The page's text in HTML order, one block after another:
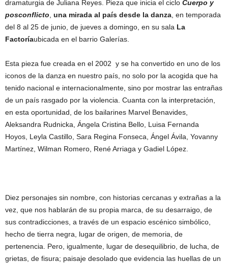
dramaturgia de Juliana Reyes. Pieza que inicia el ciclo Cuerpo y
posconflicto una mirada al país desde la danza , en temporada
del 8 al 25 de junio, de jueves a domingo, en su sala La
Factoríaubicada en el barrio Galerías.
Esta pieza fue creada en el 2002 y se ha convertido en uno de los
iconos de la danza en nuestro país, no solo por la acogida que ha
tenido nacional e internacionalmente, sino por mostrar las entrañas
de un país rasgado por la violencia. Cuanta con la interpretación,
en esta oportunidad, de los bailarines Marvel Benavides,
Aleksandra Rudnicka, Ángela Cristina Bello, Luisa Fernanda
Hoyos, Leyla Castillo, Sara Regina Fonseca, Ángel Ávila, Yovanny
Martínez, Wilman Romero, René Arriaga y Gadiel López.
Diez personajes sin nombre, con historias cercanas y extrañas a la
vez, que nos hablarán de su propia marca, de su desarraigo, de
sus contradicciones, a través de un espacio escénico simbólico,
hecho de tierra negra, lugar de origen, de memoria, de
pertenencia. Pero, igualmente, lugar de desequilibrio, de lucha, de
grietas, de fisura; paisaje desolado que evidencia las huellas de un